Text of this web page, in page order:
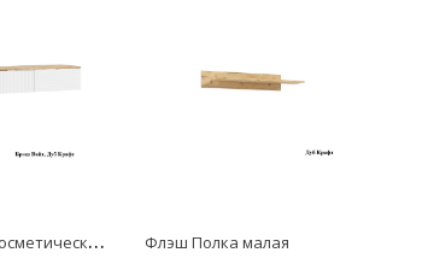
Ф
лэш Полка косметическая (1500) Флэш Полка малая